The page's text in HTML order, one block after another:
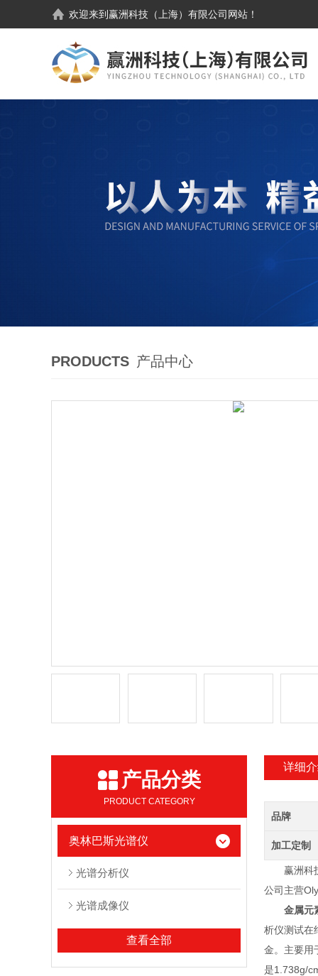
欢迎来到 赢洲科技（上海）有限公司 网站！
PRODUCTS 产品中心
产品分类
PRODUCT CATEGORY
奥林巴斯光谱仪
光谱分析仪
光谱成像仪
查看全部
详细
品牌
加工定制
赢洲科
公司主营
金属元
析仪测试在
金。主要用
是1.738g/